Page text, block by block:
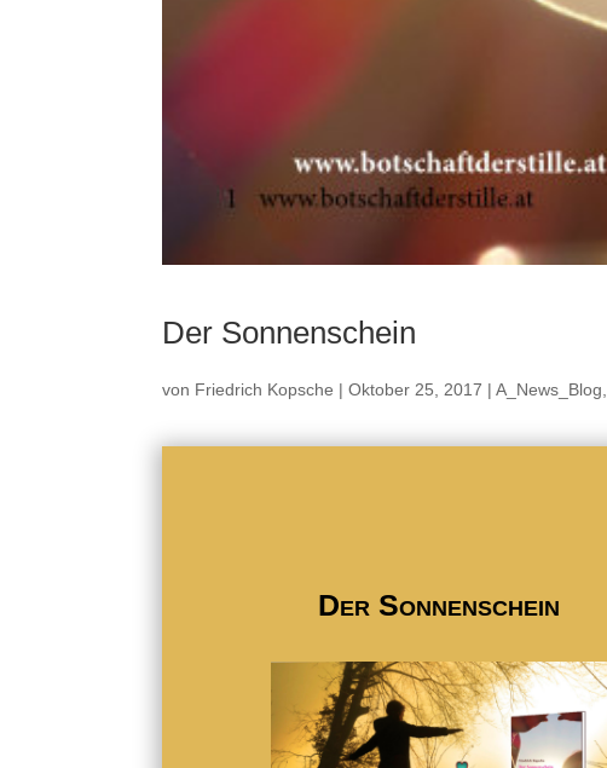
Der Sonnenschein
von Friedrich Kopsche |Oktober 25, 2017 |A_News_Blog
Der Sonnenschein